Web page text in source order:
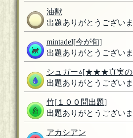
油獣
出題ありがとうござい
mintadel[今が旬]
出題ありがとうございま
シュガー⭐︎[★★★真実の
出題ありがとうございま
竹[１００問出題]
出題ありがとうござい
アカシアン